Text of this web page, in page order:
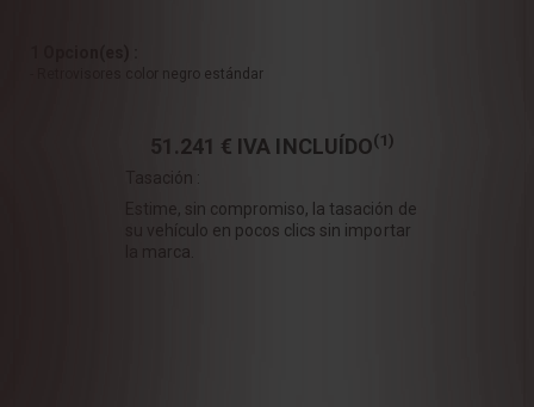
- Retrovisores color negro estándar
51.241 € IVA INCLUÍDO(1)
Tasación :
Estime, sin compromiso, la tasación de
su vehículo en pocos clics sin importar
la marca.